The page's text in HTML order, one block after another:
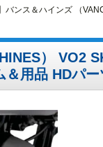
バンス＆ハインズ （
） VO2
＆用品 HDパー